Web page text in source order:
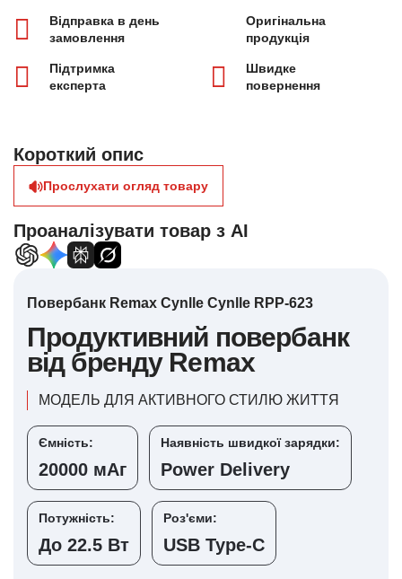
Відправка в день
замовлення
Оригінальна
продукція
Підтримка
експерта
Швидке
повернення
Короткий опис
Прослухати огляд товару
Проаналізувати товар з AI
Повербанк Remax Cynlle Cynlle RPP-623
Продуктивний повербанк
від бренду Remax
МОДЕЛЬ ДЛЯ АКТИВНОГО СТИЛЮ ЖИТТЯ
Ємність:
20000 мАг
Наявність швидкої зарядки:
Power Delivery
Потужність:
До 22.5 Вт
Роз'єми:
USB Type-C